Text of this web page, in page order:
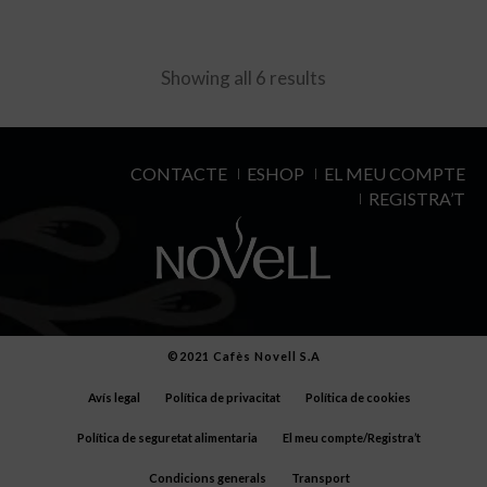
Showing all 6 results
CONTACTE ESHOP
EL MEU COMPTE
REGISTRA’T
©2021 Cafès Novell S.A
Avís legal Política de privacitat Política de cookies
Política de seguretat alimentaria El meu compte/Registra’t
Condicions generals Transport